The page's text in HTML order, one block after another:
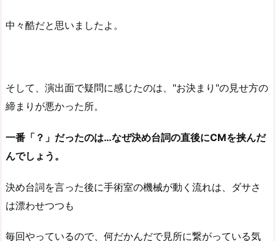
中々酷だと思いましたよ。
そして、演出面で疑問に感じたのは、"お決まり"の見せ方の
締まりが悪かった所。
一番「？」だったのは…なぜ決め台詞の直後にCMを挟んだ
んでしょう。
決め台詞を言った後に手術室の機械が動く流れは、ダサさ
は漂わせつつも
毎回やっているので、何だかんだで見所に繋がっている気